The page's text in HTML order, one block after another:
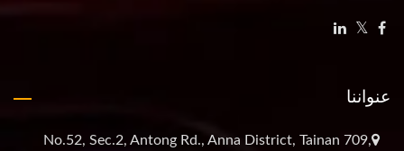
عنواننا
No.52, Sec.2, Antong Rd., Anna District, Tainan 709,